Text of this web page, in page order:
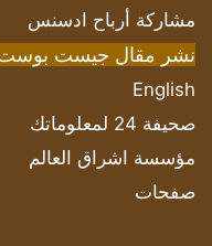
مشاركة أرباح ادسنس
نشر مقال جيست
English
صحيفة 24 لمعلوماتك
مؤسسة اشراق العالم
صفحات